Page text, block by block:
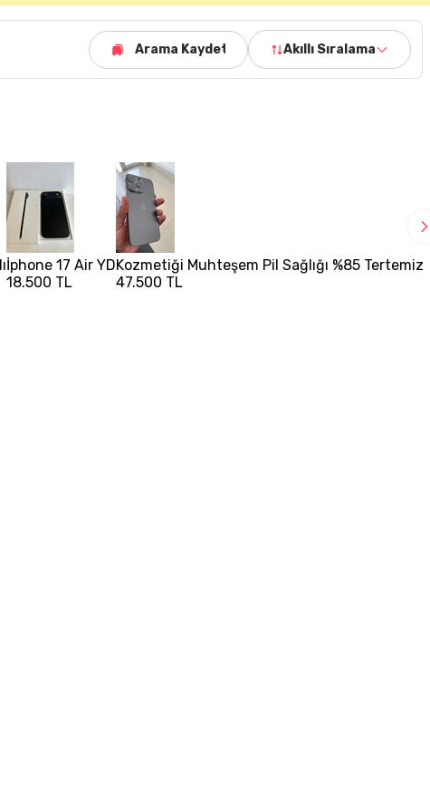
Arama Kaydet Akıllı Sıralama
İphone 17 Air YD
18.500 TL
Kozmetiği Muhteşem Pil Sağlığı %85
47.500 TL